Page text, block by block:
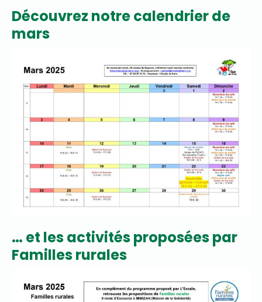
Découvrez notre calendrier de
mars
… et les activités proposées par
Familles rurales